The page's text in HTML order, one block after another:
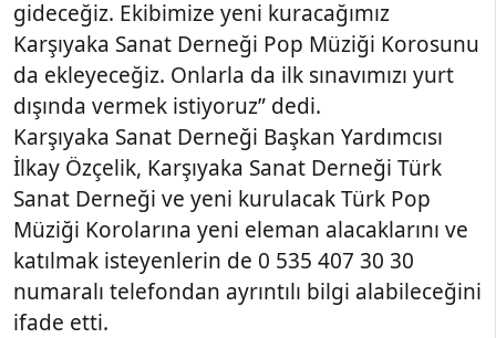
gideceğiz. Ekibimize yeni kuracağımız
Karşıyaka Sanat Derneği Pop Müziği Korosunu
da ekleyeceğiz. Onlarla da ilk sınavımızı yurt
dışında vermek istiyoruz” dedi.
Karşıyaka Sanat Derneği Başkan Yardımcısı
İlkay Özçelik, Karşıyaka Sanat Derneği Türk
Sanat Derneği ve yeni kurulacak Türk Pop
Müziği Korolarına yeni eleman alacaklarını ve
katılmak isteyenlerin de 0 535 407 30 30
numaralı telefondan ayrıntılı bilgi alabileceğini
ifade etti.